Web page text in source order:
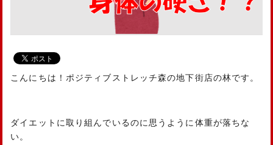
こんにちは！ポジティブストレッチ森の地下街店の林です。
ダイエットに取り組んでいるのに思うように体重が落ちな
い。